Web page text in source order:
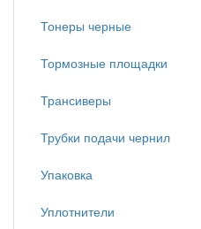
Тонеры черные
Тормозные площадки
Трансиверы
Трубки подачи чернил
Упаковка
Уплотнители